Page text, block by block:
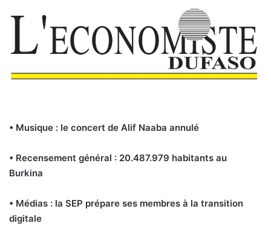
• Musique : le concert de Alif Naaba annulé
• Recensement général : 20.487.979 habitants au
Burkina
• Médias : la SEP prépare ses membres à la transition
digitale